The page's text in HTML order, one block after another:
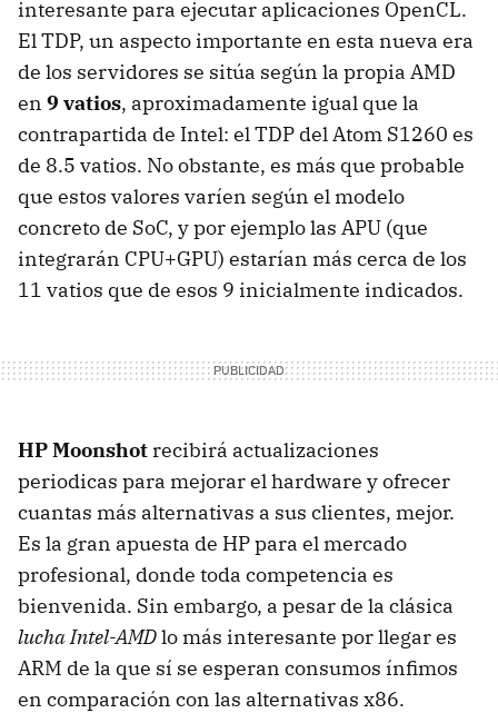
interesante para ejecutar aplicaciones OpenCL.
El TDP, un aspecto importante en esta nueva era
de los servidores se sitúa según la propia AMD
en 9 vatios, aproximadamente igual que la
contrapartida de Intel: el TDP del Atom S1260 es
de 8.5 vatios. No obstante, es más que probable
que estos valores varíen según el modelo
concreto de SoC, y por ejemplo las APU (que
integrarán CPU+GPU) estarían más cerca de los
11 vatios que de esos 9 inicialmente indicados.
HP Moonshot recibirá actualizaciones
periodicas para mejorar el hardware y ofrecer
cuantas más alternativas a sus clientes, mejor.
Es la gran apuesta de HP para el mercado
profesional, donde toda competencia es
bienvenida. Sin embargo, a pesar de la clásica
lucha Intel-AMDlo más interesante por llegar es
ARM de la que sí se esperan consumos ínfimos
en comparación con las alternativas x86.